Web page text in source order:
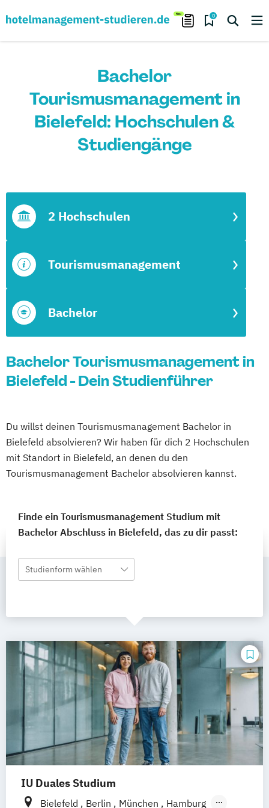
0
Bachelor
Tourismusmanagement in
Bielefeld: Hochschulen &
Studiengänge
Bachelor
Tourismusmanagement
2 Hochschulen
Bachelor Tourismusmanagement in
Bielefeld - Dein Studienführer
Du willst deinen Tourismusmanagement Bachelor in
Bielefeld absolvieren? Wir haben für dich 2 Hochschulen
mit Standort in Bielefeld, an denen du den
Tourismusmanagement Bachelor absolvieren kannst.
Finde ein Tourismusmanagement Studium mit
Bachelor Abschluss in Bielefeld, das zu dir passt:
Studienform wählen
IU Duales Studium
Bielefeld Berlin München
Hamburg